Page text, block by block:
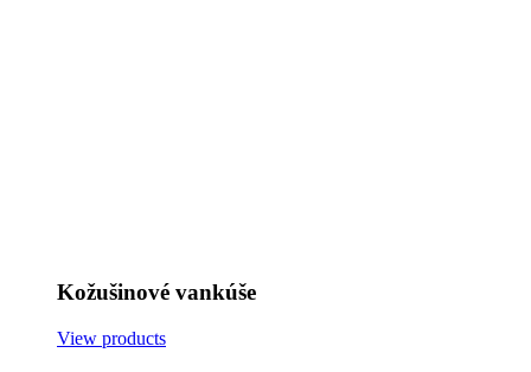
Kožušinové vankúše
View products